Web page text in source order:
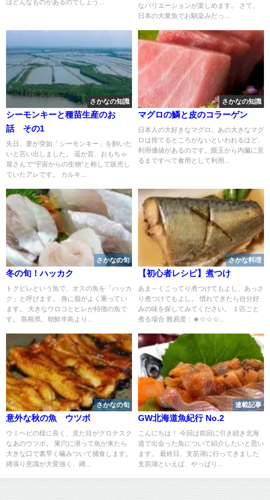
はどんなものがあるのでしょう...
なバリエーションが楽しめます。 さて、
日本の大衆魚でお馴染みだっ...
さかなの知識
シーモンキーと種苗生産のお
話 その1
先日、妻が突如「シーモンキー」を飼いた
いと言い出しました。 遥か昔、おもちゃ
屋さんで“宇宙からの生物”と称して販売し
ていたアレです。 カルキ...
さかなの知識
マグロの鱗と皮のコラーゲン
日本人の大好きなマグロ。あの大きなマグ
ロは捨てるところがないといわれるほど、
利用価値があるのです。眼玉から内臓に至
るまですべて食用として利用...
さかなの旬
冬の旬！ハッカク
トクビレという魚で、オスの魚を「ハッカ
ク」と呼びます。 身に脂がよく乗ってい
ます。 大きなウロコとヒレが特徴の魚で
す。 島根県、朝鮮半島より...
さかな料理
【初心者レシピ】煮つけ
あま～くこってり煮つけてもよし、あっさ
り煮つけてもよし。 慣れてきたら自分好
みの味を探してみてください。 １匹ごと
煮る場合 難易度：★☆☆☆...
さかなの旬
意外な秋の魚 ウツボ
ウミヘビの様に長く、見た目がグロテスク
なあのウツボ。 巣穴に潜って魚が来たら
大きな口で素早く噛みついて捕食します。
縄張り意識が大変強く、縄...
連載記事
GW北海道魚紀行 No.2
こんにちは！ 今回は前回に引き続き北海
道で出会った魚について紹介したいと思い
ます。 最終日、支笏湖に行ってきました
支笏湖といえば、やっぱり...